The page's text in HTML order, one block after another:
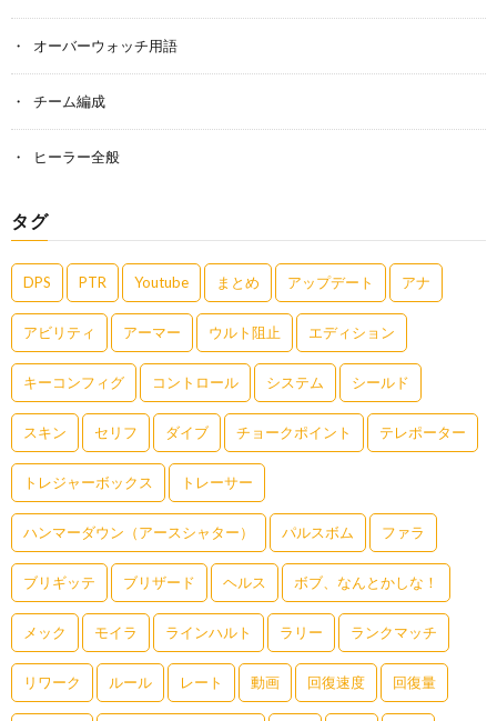
オーバーウォッチ用語
チーム編成
ヒーラー全般
タグ
DPS PTR Youtube まとめ アップデート アナ
アビリティ アーマー ウルト阻止 エディション
キーコンフィグ コントロール システム シールド
スキン セリフ ダイブ チョークポイント テレポーター
トレジャーボックス トレーサー
ハンマーダウン（アースシャター） パルスボム ファラ
ブリギッテ ブリザード ヘルス ボブ、なんとかしな！
メック モイラ ラインハルト ラリー ランクマッチ
リワーク ルール レート 動画 回復速度 回復量